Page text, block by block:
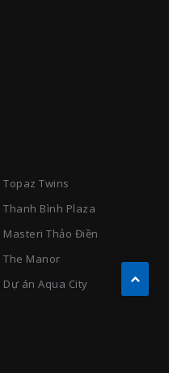
Topaz Twins
Thanh Bình Plaza
Masteri Thảo Điền
The Manor
Dự án Aqua City